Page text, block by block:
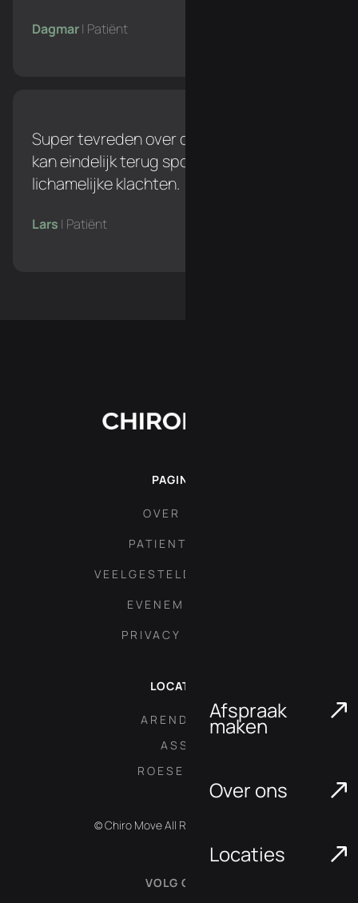
Afspraak
maken
Over ons
Locaties
Dagmar| Patiënt
Super tevreden over de behandelingen. Ik
kan eindelijk terug sporten zonder
lichamelijke klachten.
Lars | Patiënt
PAGINA'S
OVER ONS
PATIENT AREA
VEELGESTELDE VRAGEN
EVENEMENTEN
PRIVACY POLICY
LOCATIES
ARENDONK
ASSE
ROESELARE
© Chiro Move All Rights Reserved.
VOLG ONS: